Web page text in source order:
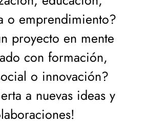
o emprendimiento?
proyecto en mente
con formación,
o innovación?
a nuevas ideas y